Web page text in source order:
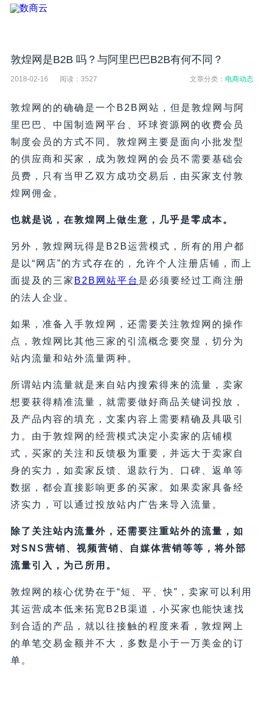
敦煌网是B2B 吗？与阿里巴巴B2B有何不同？
2018-02-16 阅读： 3527 文章分类：电商动态
敦煌网的的确确是一个B2B网站，但是敦煌网与阿
里巴巴、中国制造网平台、环球资源网的收费会员
制度会员的方式不同。敦煌网主要是面向小批发型
的供应商和买家，成为敦煌网的会员不需要基础会
员费，只有当甲乙双方成功交易后，由买家支付敦
煌网佣金。
也就是说，在敦煌网上做生意，几乎是零成本。
另外，敦煌网玩得是B2B运营模式，所有的用户都
是以“网店”的方式存在的，允许个人注册店铺，而上
面提及的三家 B2B网站平台 是必须要经过工商注册
的法人企业。
如果，准备入手敦煌网，还需要关注敦煌网的操作
点，敦煌网比其他三家的引流概念要突显，切分为
站内流量和站外流量两种。
所谓站内流量就是来自站内搜索得来的流量，卖家
想要获得精准流量，就需要做好商品关键词投放，
及产品内容的填充，文案内容上需要精确及具吸引
力。由于敦煌网的经营模式决定小卖家的店铺模
式，买家的关注和反馈极为重要，并远大于卖家自
身的实力，如卖家反馈、退款行为、口碑、返单等
数据，都会直接影响更多的买家。如果卖家具备经
济实力，可以通过投放站内广告来导入流量。
除了关注站内流量外，还需要注重站外的流量，如
对SNS营销、视频营销、自媒体营销等等，将外部
流量引入，为己所用。
敦煌网的核心优势在于“短、平、快”，卖家可以利用
其运营成本低来拓宽B2B渠道，小买家也能快速找
到合适的产品，就以往接触的程度来看，敦煌网上
的单笔交易金额并不大，多数是小于一万美金的订
单。